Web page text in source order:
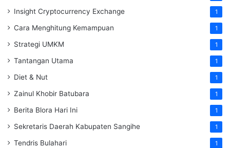
Insight Cryptocurrency Exchange 1
Cara Menghitung Kemampuan 1
Strategi UMKM 1
Tantangan Utama 1
Diet & Nut 1
Zainul Khobir Batubara 1
Berita Blora Hari Ini 1
Sekretaris Daerah Kabupaten Sangihe 1
Tendris Bulahari 1